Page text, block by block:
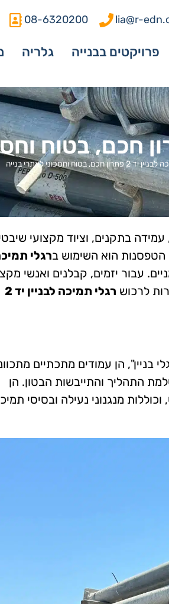
lia@r-
08-6320200
פרויקטים בבנייה גלריה
חכם, בטוח וחסכוני לאתרי בנייה
בתקנים, וציוד מקצועי
הטפסנות הוא השימוש ברגלי
עבור יזמים, קבלנים ואנשי
לרכוש רגלי תמיכה לבניין יד 2
בניין", הן עמודים מתכתיים
התהליך והתייבשות הבטון. הן
מנגנוני נעילה ובסיסי